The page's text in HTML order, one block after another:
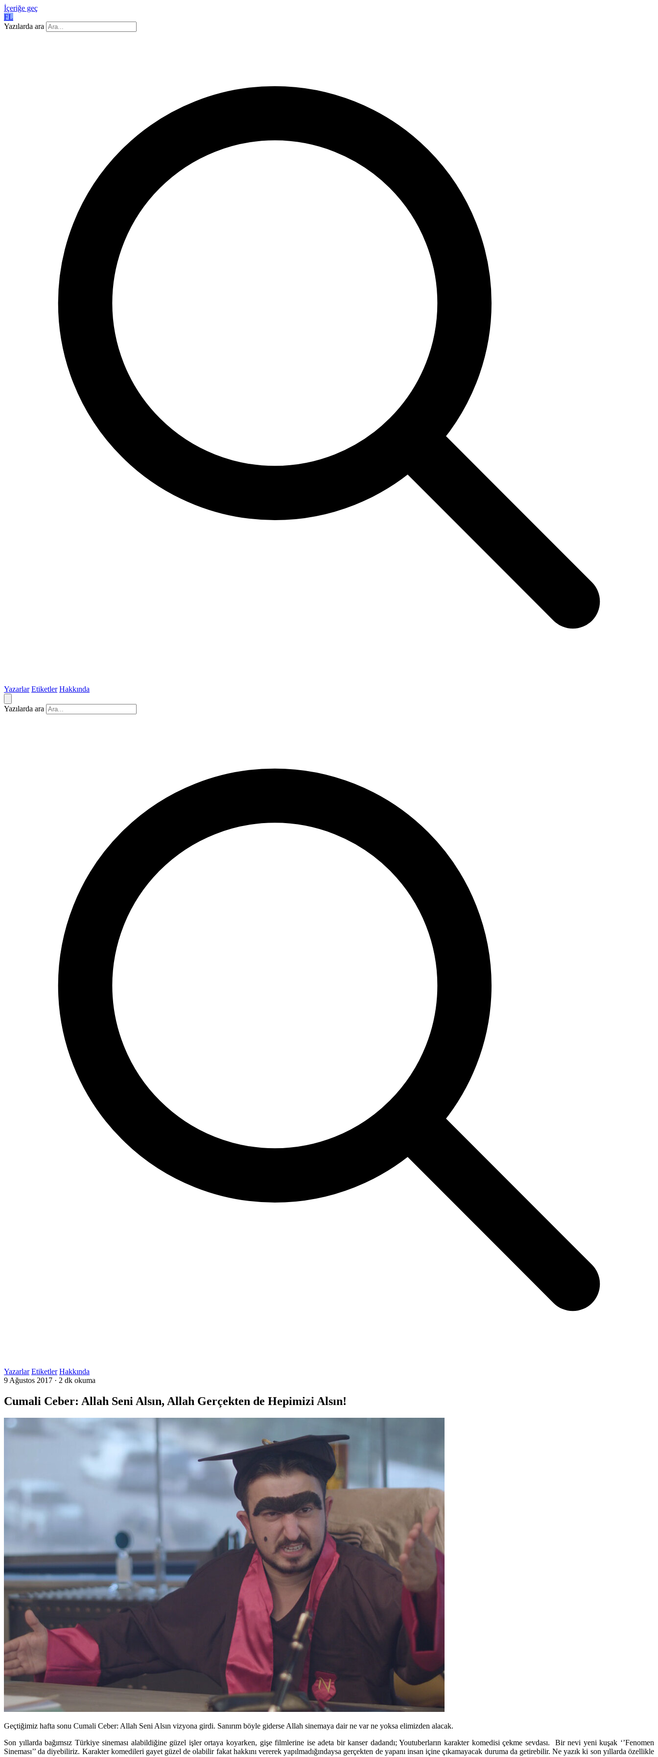
İçeriğe geç
FL
Yazılarda ara
Yazarlar Etiketler Hakkında
Yazılarda ara
Yazarlar Etiketler Hakkında
9 Ağustos 2017 · 2 dk okuma
Cumali Ceber: Allah Seni Alsın, Allah Gerçekten de Hepimizi Alsın!
Geçtiğimiz hafta sonu Cumali Ceber: Allah Seni Alsın vizyona girdi. Sanırım böyle giderse Allah sinemaya dair ne var ne yoksa elimizden alacak.
Son yıllarda bağımsız Türkiye sineması alabildiğine güzel işler ortaya koyarken, gişe filmlerine ise adeta bir kanser dadandı; Youtuberların karakter komedisi çekme sevdası. Bir nevi yeni kuşak ‘’Fenomen
Sineması’’ da diyebiliriz. Karakter komedileri gayet güzel de olabilir fakat hakkını vererek yapılmadığındaysa gerçekten de yapanı insan içine çıkamayacak duruma da getirebilir. Ne yazık ki son yıllarda özellikle